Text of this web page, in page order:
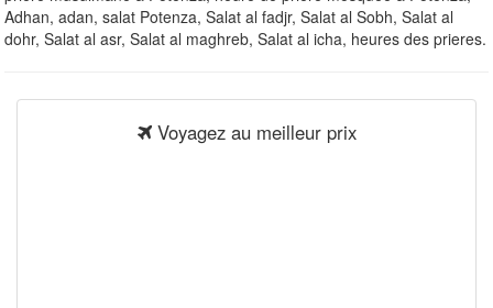
Adhan, adan, salat Potenza, Salat al fadjr, Salat al Sobh, Salat al
dohr, Salat al asr, Salat al maghreb, Salat al icha, heures des prieres.
Voyagez au meilleur prix